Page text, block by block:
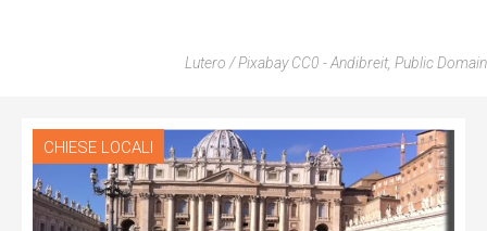
Lutero / Pixabay CC0 - Andibreit, Public Domain
CHIESE LOCALI